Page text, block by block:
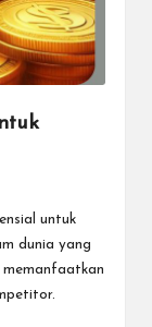
untuk
dunia yang
memanfaatkan